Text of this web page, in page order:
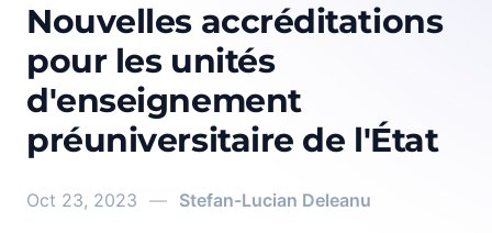
Nouvelles accréditations
pour les unités
d'enseignement
préuniversitaire de l'État
Oct 23, 2023 — Stefan-Lucian Deleanu